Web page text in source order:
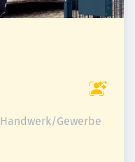
Handwerk/Gewerbe